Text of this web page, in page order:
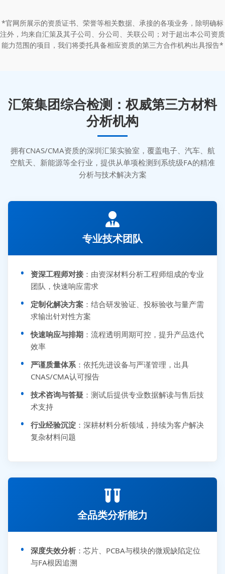
*官网所展示的资质证书、荣誉等相关数据、承接的各项业务，除明确标
注外，均来自汇策及其子公司、分公司、关联公司；对于超出本公司资质
能力范围的项目，我们将委托具备相应资质的第三方合作机构出具报告*
汇策集团综合检测：权威第三方材料
分析机构
拥有CNAS/CMA资质的深圳汇策实验室，覆盖电子、汽车、航
空航天、新能源等全行业，提供从单项检测到系统级FA的精准
分析与技术解决方案
专业技术团队
资深工程师对接 ：由资深材料分析工程师组成的专业
团队，快速响应需求
定制化解决方案 ：结合研发验证、投标验收与量产需
求输出针对性方案
快速响应与排期 ：流程透明周期可控，提升产品迭代
效率
严谨质量体系 ：依托先进设备与严谨管理，出具
CNAS/CMA认可报告
技术咨询与答疑 ：测试后提供专业数据解读与售后技
术支持
行业经验沉淀 ：深耕材料分析领域，持续为客户解决
复杂材料问题
全品类分析能力
深度失效分析 ：芯片、PCBA与模块的微观缺陷定位
与FA根因追溯